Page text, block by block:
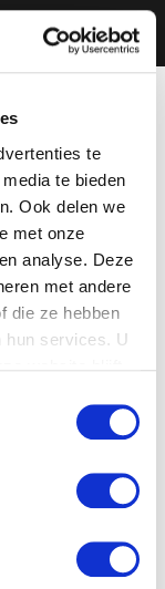
te
te bieden
Ook delen we
met onze
analyse. Deze
met andere
die ze hebben
hun services. U